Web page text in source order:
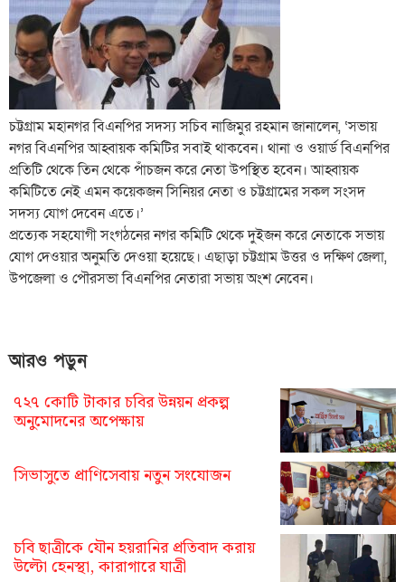
চট্টগ্রাম মহানগর বিএনপির সদস্য সচিব নাজিমুর রহমান জানালেন, ‘সভায়
নগর বিএনপির আহ্বায়ক কমিটির সবাই থাকবেন। থানা ও ওয়ার্ড বিএনপির
প্রতিটি থেকে তিন থেকে পাঁচজন করে নেতা উপস্থিত হবেন। আহ্বায়ক
কমিটিতে নেই এমন কয়েকজন সিনিয়র নেতা ও চট্টগ্রামের সকল সংসদ
সদস্য যোগ দেবেন এতে।’
প্রত্যেক সহযোগী সংগঠনের নগর কমিটি থেকে দুইজন করে নেতাকে সভায়
যোগ দেওয়ার অনুমতি দেওয়া হয়েছে। এছাড়া চট্টগ্রাম উত্তর ও দক্ষিণ জেলা,
উপজেলা ও পৌরসভা বিএনপির নেতারা সভায় অংশ নেবেন।
আরও পড়ুন
৭২৭ কোটি টাকার চবির উন্নয়ন প্রকল্প
অনুমোদনের অপেক্ষায়
সিভাসুতে প্রাণিসেবায় নতুন সংযোজন
চবি ছাত্রীকে যৌন হয়রানির প্রতিবাদ করায়
উল্টো হেনস্থা, কারাগারে যাত্রী